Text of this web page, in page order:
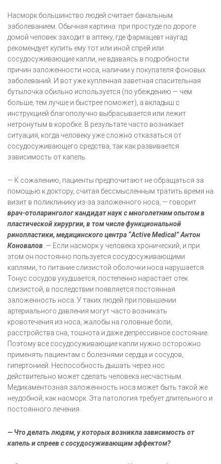
Насморк большинство людей считает банальным
заболеванием. Обычная картина: при простуде по дороге
домой человек заходит в аптеку, где фармацевт наугад
рекомендует купить ему тот или иной спрей или
сосудосуживающие капли, не вдаваясь в подробности
причин заложенности носа, наличии у покупателя фоновых
заболеваний. И вот уже купленная заветная спасительная
бутылочка обильно используется (по убеждению — чем
больше, тем лучше и быстрее поможет), а вкладыш с
инструкцией благополучно выбрасывается или лежит
нетронутым в коробке. В результате часто возникает
ситуация, когда человеку уже сложно отказаться от
сосудосуживающего средства, так как развивается
зависимость от капель.
— К сожалению, пациенты предпочитают не обращаться за
помощью к доктору, считая бессмысленным тратить время на
визит в поликлинику из-за заложенного носа, — говорит
врач-отоларинголог кандидат наук с многолетним опытом в
пластической хирургии, в том числе функциональной
ринопластики, медицинского центра “Active Medical” Антон
Коновалов . — Если насморк у человека хронический, и при
этом он постоянно пользуется сосудосуживающими
каплями, то питание слизистой оболочки носа нарушается.
Тонус сосудов ухудшается, постепенно нарастает отек
слизистой, в последствии появляется постоянная
заложенность носа. У таких людей при повышении
артериального давления могут часто возникать
кровотечения из носа, жалобы на головные боли,
расстройства сна, тошнота и даже депрессивное состояние.
Поэтому все сосудосуживающие капли нужно осторожно
применять пациентам с болезнями сердца и сосудов,
гипертонией. Неспособность дышать через нос
действительно может сделать человека несчастным.
Медикаментозная заложенность носа может быть такой же
неудобной, как насморк. Эта патология требует длительного и
постоянного лечения.
— Что делать людям, у которых возникла зависимость от
капель и спреев с сосудосуживающим эффектом?